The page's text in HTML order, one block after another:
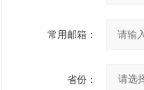
常用邮箱：
省份：